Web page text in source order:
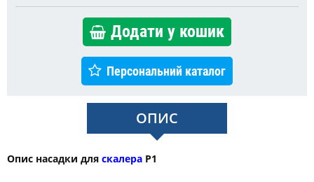
Додати у кошик
Персональний каталог
ОПИС
Опис насадки для скалера P1